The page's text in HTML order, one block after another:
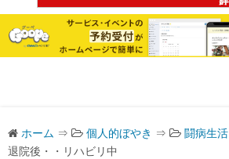
ホーム ⇒ 個人的ぼやき ⇒ 闘病生活
退院後・・リハビリ中